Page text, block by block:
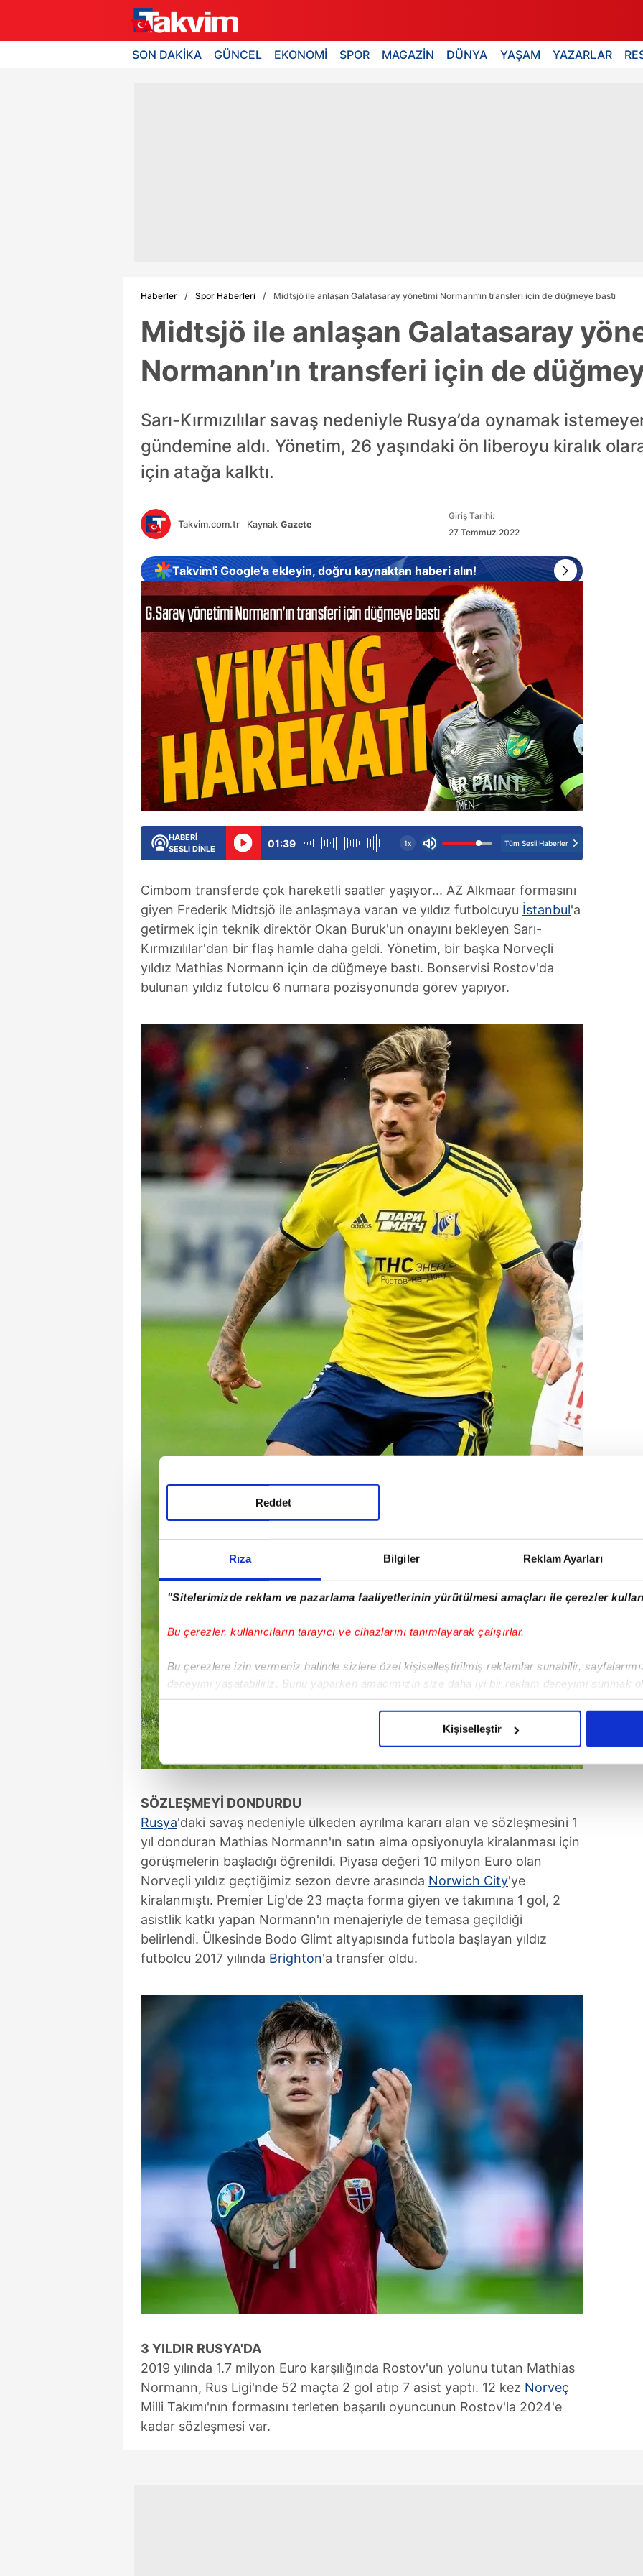
Rıza Bilgiler Reklam Ayarları
"Sitelerimizde reklam ve pazarlama faaliyetlerinin yürütülmesi amaçları ile çerezler
Bu çerezler, kullanıcıların tarayıcı ve cihazlarını tanımlayarak çalışırlar.
Bu çerezlere izin vermeniz halinde sizlere özel kişiselleştirilmiş reklamlar sunabilir,
deneyimi yaşatabiliriz. Bunu yaparken amacımızın size daha iyi bir reklam deneyimi sunmak
içerikleri sunabilmek adına elimizden gelen çabayı gösterdiğimizi ve bu noktada, reklamların
çerezler vasıtasıyla çeşitli kişisel verileriniz işlenmekte olup gerekli olan çerezler bilgi toplumu
amacıyla kullanılmaktadır. Diğer çerezler, sitemizin daha işlevsel kılınması ve
reklam/pazarlama faaliyetlerinin yapılması, amaçlarıyla sınırlı olarak açık rızanız dahilinde
Çerezlere ilişkin tercihlerinizi aşağıda yer alan panel vasıtasıyla belirleyebilirsiniz. Çerezlere
butonuna tıklayabilir,
Çerez Bilgilendirme Metnimiziziyaret edebilirsiniz.
6698 sayılı Kişisel Verilerin Korunması Kanunu uyarınca hazırlanmış Aydınlatma Metnimizi
mevzuata uygun olarak kullanılan çerezlerle ilgili bilgi almak için lütfentıklayınız
Reddet
Kişiselleştir
SON DAKİKA GÜNCEL EKONOMİ SPOR MAGAZİN DÜNYA YAŞAM YAZARLAR
Haberler Spor Haberleri Midtsjö ile anlaşan Galatasaray yönetimi Normann’ın transferi için de düğmeye bastı
Midtsjö ile anlaşan Galatasaray
Normann’ın transferi için de
Sarı-Kırmızılılar savaş nedeniyle Rusya’da oynamak
gündemine aldı. Yönetim, 26 yaşındaki ön liberoyu kiralık
için atağa kalktı.
Takvim.com.tr Kaynak Gazete
Giriş Tarihi:
27 Temmuz 2022
Takvim'i Google'a ekleyin, doğru kaynaktan haberi alın!
HABERİ
SESLİ DİNLE
01:39 1x Tüm Sesli Haberler
Cimbom transferde çok hareketli saatler yaşıyor... AZ Alkmaar formasını
giyen Frederik Midtsjö ile anlaşmaya varan ve yıldız futbolcuyu İstanbul'a
getirmek için teknik direktör Okan Buruk'un onayını bekleyen Sarı-
Kırmızılılar'dan bir flaş hamle daha geldi. Yönetim, bir başka Norveçli
yıldız Mathias Normann için de düğmeye bastı. Bonservisi Rostov'da
bulunan yıldız futolcu 6 numara pozisyonunda görev yapıyor.
SÖZLEŞMEYİ DONDURDU
Rusya'daki savaş nedeniyle ülkeden ayrılma kararı alan ve sözleşmesini 1
yıl donduran Mathias Normann'ın satın alma opsiyonuyla kiralanması için
görüşmelerin başladığı öğrenildi. Piyasa değeri 10 milyon Euro olan
Norveçli yıldız geçtiğimiz sezon devre arasında Norwich City'ye
kiralanmıştı. Premier Lig'de 23 maçta forma giyen ve takımına 1 gol, 2
asistlik katkı yapan Normann'ın menajeriyle de temasa geçildiği
belirlendi. Ülkesinde Bodo Glimt altyapısında futbola başlayan yıldız
futbolcu 2017 yılında Brighton'a transfer oldu.
3 YILDIR RUSYA'DA
2019 yılında 1.7 milyon Euro karşılığında Rostov'un yolunu tutan Mathias
Normann, Rus Ligi'nde 52 maçta 2 gol atıp 7 asist yaptı. 12 kez Norveç
Milli Takımı'nın formasını terleten başarılı oyuncunun Rostov'la 2024'e
kadar sözleşmesi var.